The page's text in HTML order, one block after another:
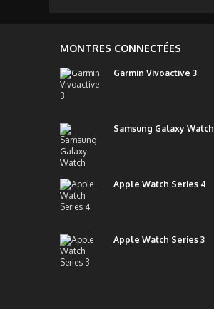
MONTRES CONNECTÉES
Garmin Vivoactive 3
Samsung Galaxy Watch
Apple Watch Series 4
Apple Watch Series 3